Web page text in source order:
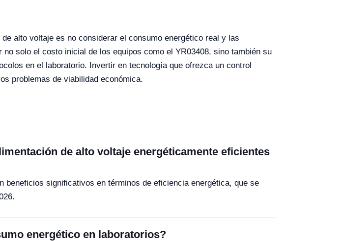
alto voltaje es no considerar el consumo energético real y las
solo el costo inicial de los equipos como el YR03408, sino también su
en el laboratorio. Invertir en tecnología que ofrezca un control
problemas de viabilidad económica.
de alto voltaje energéticamente eficientes
beneficios significativos en términos de eficiencia energética, que se
energético en laboratorios?